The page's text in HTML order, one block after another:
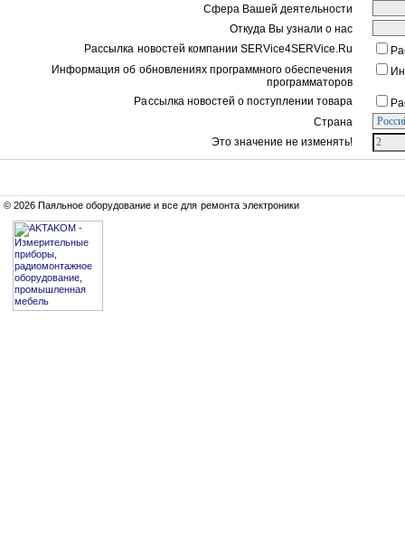
Сфера Вашей деятельности
Откуда Вы узнали о нас
Рассылка новостей компании SERVice4SERVice.Ru
Информация об обновлениях программного обеспечения
программаторов
Рассылка новостей о поступлении товара
Страна
Это значение не изменять!
© 2026 Паяльное оборудование и все для ремонта электроники